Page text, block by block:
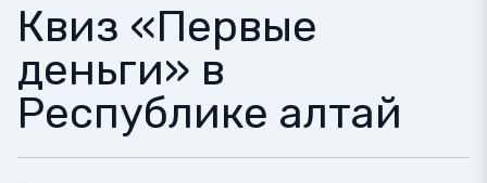
Квиз «Первые
деньги» в
Республике алтай